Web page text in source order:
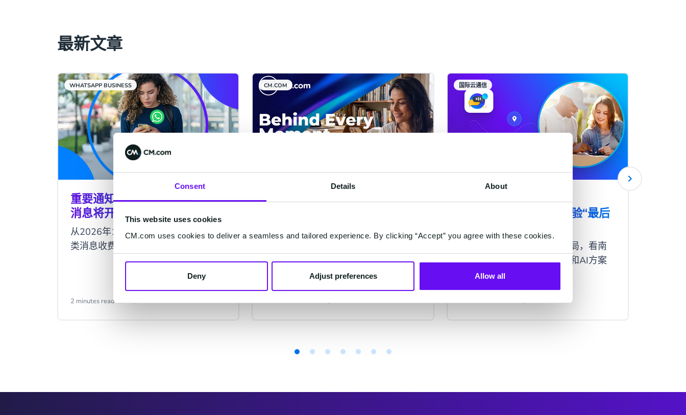
Consent Details About
This website uses cookies
CM.com uses cookies to deliver a seamless and tailored experience. By clicking “Accept” you agree with these cookies.
Deny Adjust preferences Allow all
最新文章
WHATSAPP BUSINESS
重要通知 | WhatsApp服务类
消息将开始收费
从2026年10月1日起，Meta将对服务
类消息收费。
2 minutes read·Jul 29, 2026
CM.COM
品牌全新定位正式发布 |
从一条短信到AI智能体，一个平台，
转！
2 minutes read·Jul 27, 2026
国际云通信
出海物流企业如何用
CPaaS+AI打通客户体验“最后
出海物流企业面临的三重困局，看南
非物流企业如何通过CPaaS和AI方案
优化客户体验。
2 minutes read·Jul 16, 2026
of